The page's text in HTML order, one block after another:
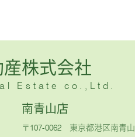
株式会社
Estate co.,Ltd.
南青山店
〒107-0062 東京都港区南青